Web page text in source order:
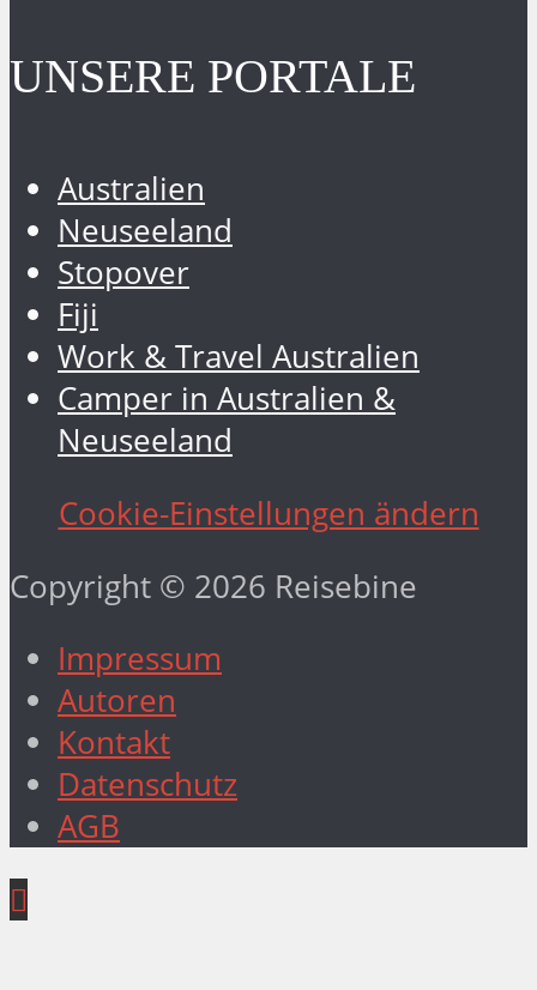
UNSERE PORTALE
Australien
Neuseeland
Stopover
Fiji
Work & Travel Australien
Camper in Australien &
Neuseeland
Cookie-Einstellungen ändern
Copyright © 2026 Reisebine
Impressum
Autoren
Kontakt
Datenschutz
AGB